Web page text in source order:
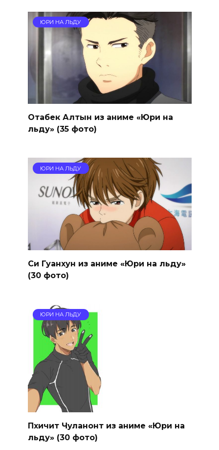
ЮРИ НА ЛЬДУ
Отабек Алтын из аниме «Юри на
льду» (35 фото)
ЮРИ НА ЛЬДУ
Си Гуанхун из аниме «Юри на льду»
(30 фото)
ЮРИ НА ЛЬДУ
Пхичит Чуланонт из аниме «Юри на
льду» (30 фото)